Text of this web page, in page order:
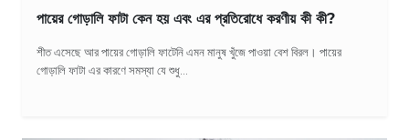
পায়ের গোড়ালি ফাটা কেন হয় এবং এর প্রতিরোধে করণীয় কী কী?
শীত এসেছে আর পায়ের গোড়ালি ফাটেনি এমন মানুষ খুঁজে পাওয়া বেশ বিরল। পায়ের
গোড়ালি ফাটা এর কারণে সমস্যা যে শুধু...